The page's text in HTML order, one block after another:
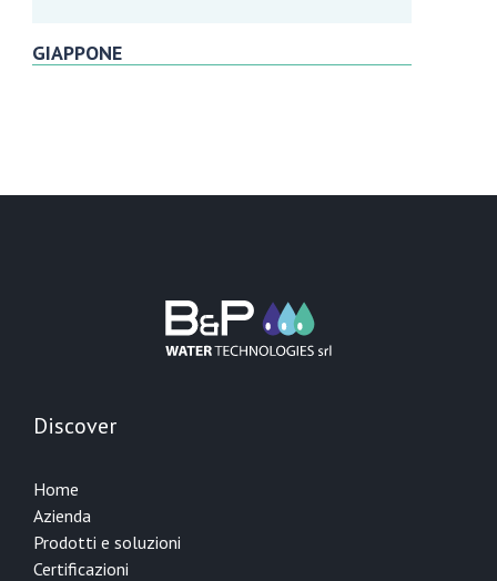
GIAPPONE
Discover
Home
Azienda
Prodotti e soluzioni
Certificazioni